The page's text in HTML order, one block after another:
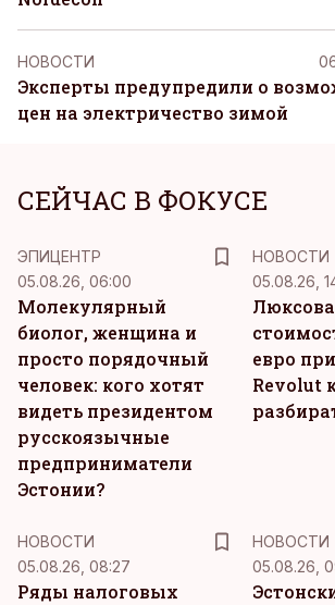
НОВОСТИ
Эксперты предупредили о
цен на электричество зимой
СЕЙЧАС В ФОКУСЕ
ЭПИЦЕНТР
05.08.26, 06:00
Молекулярный
биолог, женщина и
просто порядочный
человек: кого хотят
видеть президентом
русскоязычные
предприниматели
Эстонии?
НОВОСТИ
05.08.26,
евро
Revolut
НОВОСТИ
05.08.26, 08:27
Ряды налоговых
НОВОСТИ
05.08.26,